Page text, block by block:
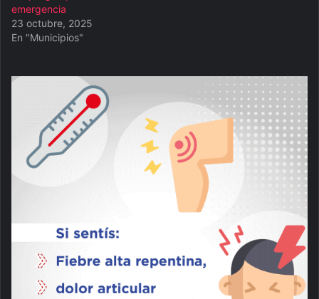
emergencia
23 octubre, 2025
En "Municipios"